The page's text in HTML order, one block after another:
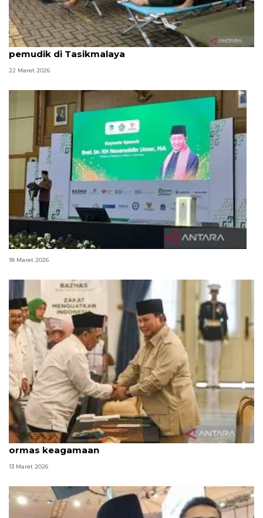
Baznas siagakan fasilitas gratis untuk para
pemudik di Tasikmalaya
22 Maret 2026
Menag, zakat 2,5 persen, dan spiritualitas modern
18 Maret 2026
Prabowo dorong koordinasi antara Baznas dan
ormas keagamaan
13 Maret 2026